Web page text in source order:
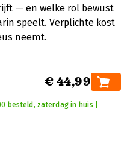
— en welke rol bewust
speelt. Verplichte kost
neemt.
€ 44,99
besteld, zaterdag in huis |